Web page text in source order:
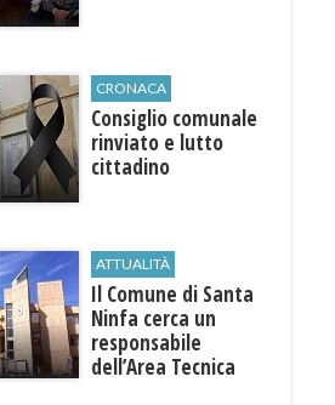
CRONACA
Consiglio comunale
rinviato e lutto
cittadino
ATTUALITÀ
Il Comune di ​Santa
Ninfa cerca un
responsabile
dell’Area Tecnica